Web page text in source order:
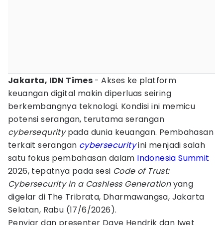
Jakarta, IDN Times - Akses ke platform
keuangan digital makin diperluas seiring
berkembangnya teknologi. Kondisi ini memicu
potensi serangan, terutama serangan
cybersequritypada dunia keuangan. Pembahasan
terkait serangan cybersecurityini menjadi salah
satu fokus pembahasan dalam Indonesia Summit
2026, tepatnya pada sesi Code of Trust:
Cybersecurity in a Cashless Generationyang
digelar di The Tribrata, Dharmawangsa, Jakarta
Selatan, Rabu (17/6/2026).